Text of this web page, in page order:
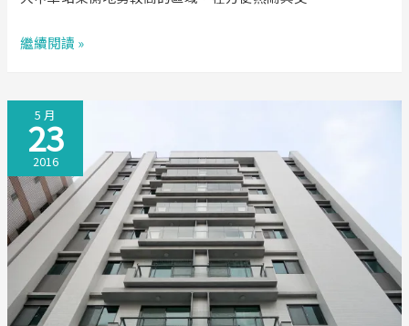
【豐
寬
御】
大
面
寬
材
電
繼續閱讀 »
5 月
23
2016